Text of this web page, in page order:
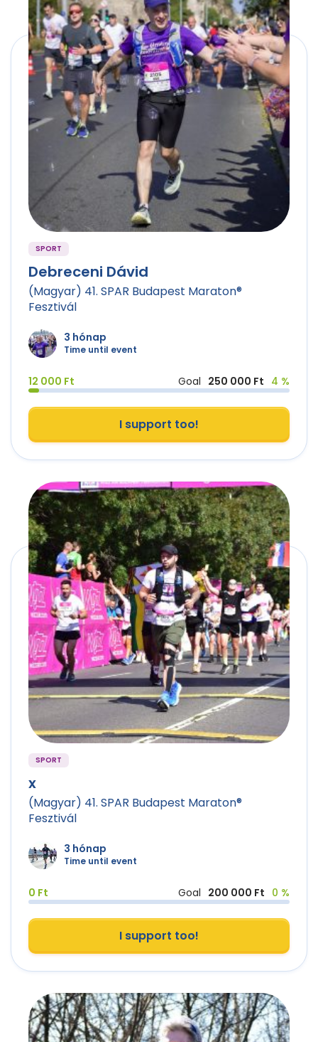
SPORT
Debreceni Dávid
(Magyar) 41. SPAR Budapest Maraton®
Fesztivál
3 hónap
Time until event
12 000 Ft Goal 250 000 Ft 4 %
I support too!
SPORT
x
(Magyar) 41. SPAR Budapest Maraton®
Fesztivál
3 hónap
Time until event
0 Ft Goal 200 000 Ft 0 %
I support too!